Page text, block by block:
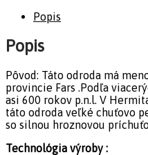
Popis
Popis
Pôvod: Táto odroda má
provincie Fars .Podľa
asi 600 rokov p.n.l. V
táto odroda veľké chuťovo
so silnou hroznovou
Technológia výroby :